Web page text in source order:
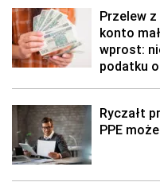
Przelew
konto
wprost:
podatku
Ryczałt
PPE